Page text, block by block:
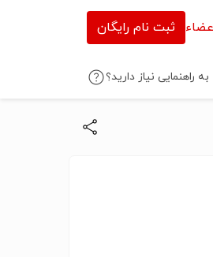
ثبت نام رایگان
به راهنمایی نیاز دارید؟